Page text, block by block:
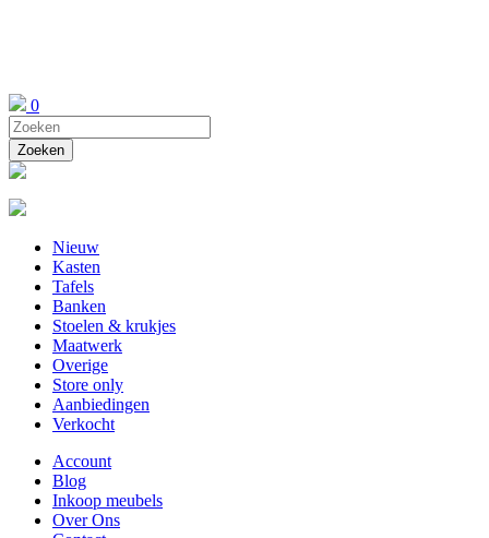
0
Nieuw
Kasten
Tafels
Banken
Stoelen & krukjes
Maatwerk
Overige
Store only
Aanbiedingen
Verkocht
Account
Blog
Inkoop meubels
Over Ons